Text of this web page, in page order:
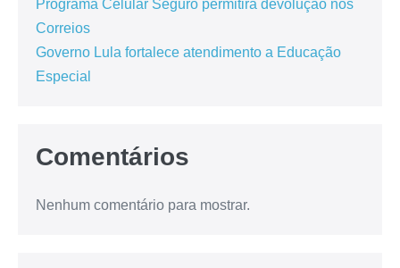
Programa Celular Seguro permitirá devolução nos
Correios
Governo Lula fortalece atendimento a Educação
Especial
Comentários
Nenhum comentário para mostrar.